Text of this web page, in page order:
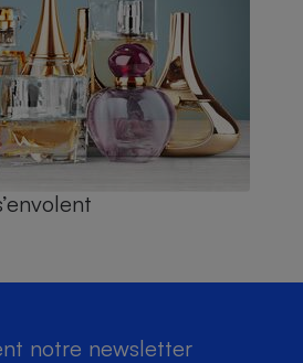
notre newsletter